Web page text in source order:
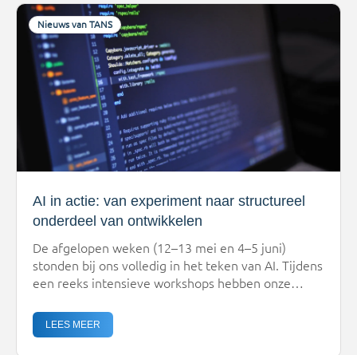
Nieuws van TANS
AI in actie: van experiment naar structureel
onderdeel van ontwikkelen
De afgelopen weken (12–13 mei en 4–5 juni)
stonden bij ons volledig in het teken van AI. Tijdens
een reeks intensieve workshops hebben onze
manier van werken: de AI-DLC (AI-Driven
Development Life Cycle).En belangrijker nog: ze
LEES MEER